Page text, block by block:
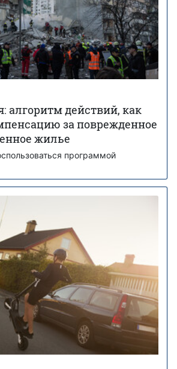
алгоритм действий, как
за поврежденное
жилье
программой